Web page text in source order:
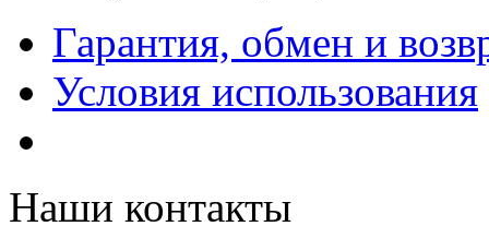
Гарантия, обмен и
Условия использования
Наши контакты